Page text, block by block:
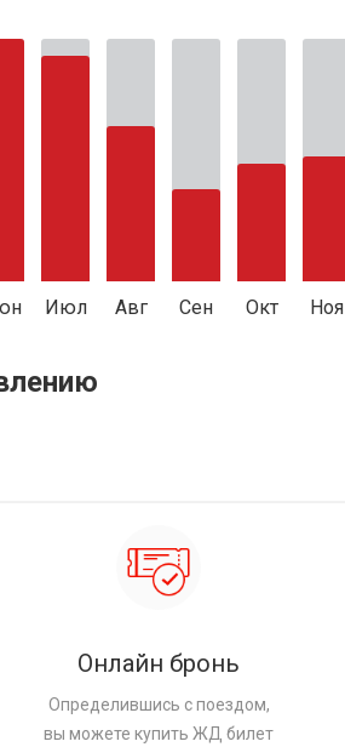
Июл Авг Сен Окт Ноя
Онлайн бронь
Определившись с поездом,
вы можете купить ЖД билет